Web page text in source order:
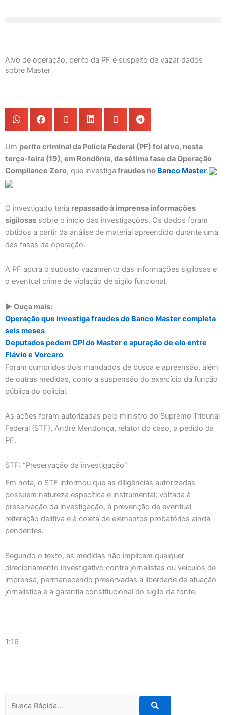
Alvo de operação, perito da PF é suspeito de vazar dados
sobre Master
Um perito criminal da Polícia Federal (PF) foi alvo, nesta
terça-feira (19), em Rondônia, da sétima fase da Operação
Compliance Zero, que investiga fraudes no Banco Master.
O investigado teria repassado à imprensa informações
sigilosas sobre o início das investigações. Os dados foram
obtidos a partir da análise de material apreendido durante uma
das fases da operação.
A PF apura o suposto vazamento das informações sigilosas e
o eventual crime de violação de sigilo funcional.
▶️ Ouça mais:
Operação que investiga fraudes do Banco Master completa
seis meses
Deputados pedem CPI do Master e apuração de elo entre
Flávio e Vorcaro
Foram cumpridos dois mandados de busca e apreensão, além
de outras medidas, como a suspensão do exercício da função
pública do policial.
As ações foram autorizadas pelo ministro do Supremo Tribunal
Federal (STF), André Mendonça, relator do caso, a pedido da
PF.
STF: “Preservação da investigação”
Em nota, o STF informou que as diligências autorizadas
possuem natureza específica e instrumental; voltada à
preservação da investigação, à prevenção de eventual
reiteração delitiva e à coleta de elementos probatórios ainda
pendentes.
Segundo o texto, as medidas não implicam qualquer
direcionamento investigativo contra jornalistas ou veículos de
imprensa, permanecendo preservadas a liberdade de atuação
jornalística e a garantia constitucional do sigilo da fonte.
1:16